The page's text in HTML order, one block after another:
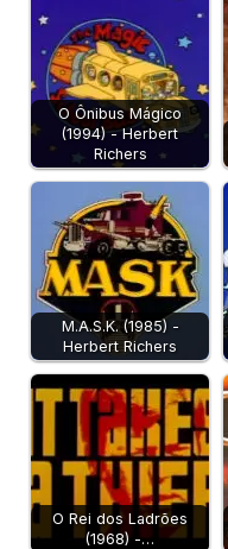
O Ônibus Mágico
(1994) - Herbert
Richers
M.A.S.K. (1985) -
Herbert Richers
O Rei dos Ladrões
(1968) -…